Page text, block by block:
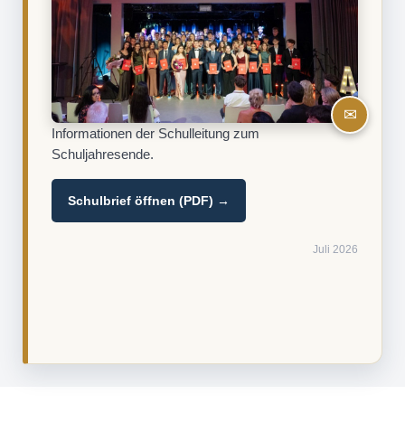
✉
Informationen der Schulleitung zum
Schuljahresende.
Schulbrief öffnen (PDF) →
Juli 2026